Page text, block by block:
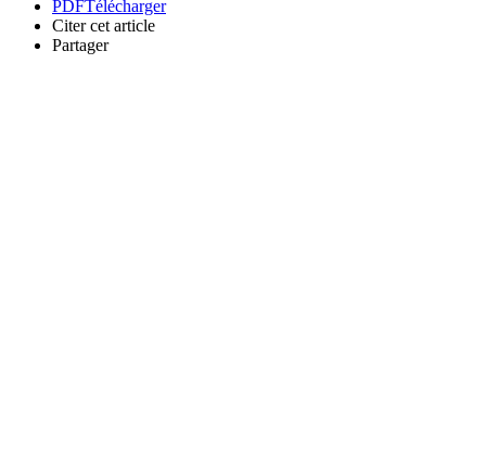
PDFTélécharger
Citer cet article
Partager